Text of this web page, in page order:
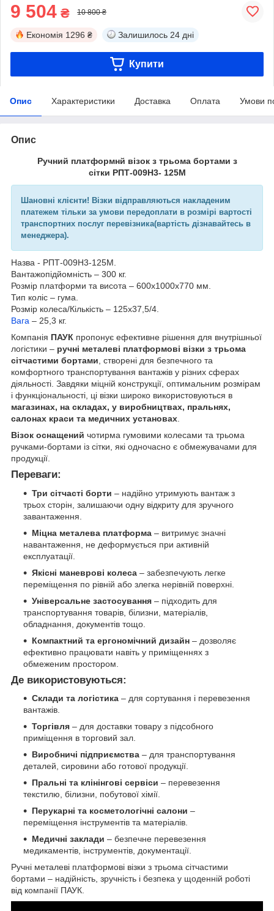
9 504 ₴ 10 800 ₴
Економія 1296 ₴ Залишилось 24 дні
Купити
Опис Характеристики Доставка Оплата Умови
Опис
Ручний платформнй візок з трьома бортами з
сітки РПТ-009Н3- 125М
Шановні клієнти! Візки відправляються накладеним
платежем тільки за умови передоплати в розмірі вартості
транспортних послуг перевізника(вартість дізнавайтесь в
менеджера).
Назва - РПТ-009Н3-125М.
Вантажопідйомність – 300 кг.
Розмір платформи та висота – 600х1000х770 мм.
Тип коліс – гума.
Розмір колеса/Кількість – 125х37,5/4.
Вага – 25,3 кг.
Компанія ПАУК пропонує ефективне рішення для внутрішньої
логістики – ручні металеві платформові візки з трьома
сітчастими бортами , створені для безпечного та
комфортного транспортування вантажів у різних сферах
діяльності. Завдяки міцній конструкції, оптимальним розмірам
і функціональності, ці візки широко використовуються в
магазинах, на складах, у виробництвах, пральнях,
салонах краси та медичних установах
Візок оснащений чотирма гумовими колесами та трьома
ручками-бортами із сітки, які одночасно є обмежувачами для
продукції.
Переваги:
Три сітчасті борти – надійно утримують вантаж з
трьох сторін, залишаючи одну відкриту для зручного
завантаження.
Міцна металева платформа – витримує значні
навантаження, не деформується при активній
експлуатації.
Якісні маневрові колеса – забезпечують легке
переміщення по рівній або злегка нерівній поверхні.
Універсальне застосування – підходить для
транспортування товарів, білизни, матеріалів,
обладнання, документів тощо.
Компактний та ергономічний дизайн – дозволяє
ефективно працювати навіть у приміщеннях з
обмеженим простором.
Де використовуються:
Склади та логістика – для сортування і перевезення
вантажів.
Торгівля – для доставки товару з підсобного
приміщення в торговий зал.
Виробничі підприємства – для транспортування
деталей, сировини або готової продукції.
Пральні та клінінгові сервіси – перевезення
текстилю, білизни, побутової хімії.
Перукарні та косметологічні салони –
переміщення інструментів та матеріалів.
Медичні заклади – безпечне перевезення
медикаментів, інструментів, документації.
Ручні металеві платформові візки з трьома сітчастими
бортами – надійність, зручність і безпека у щоденній роботі
від компанії ПАУК.